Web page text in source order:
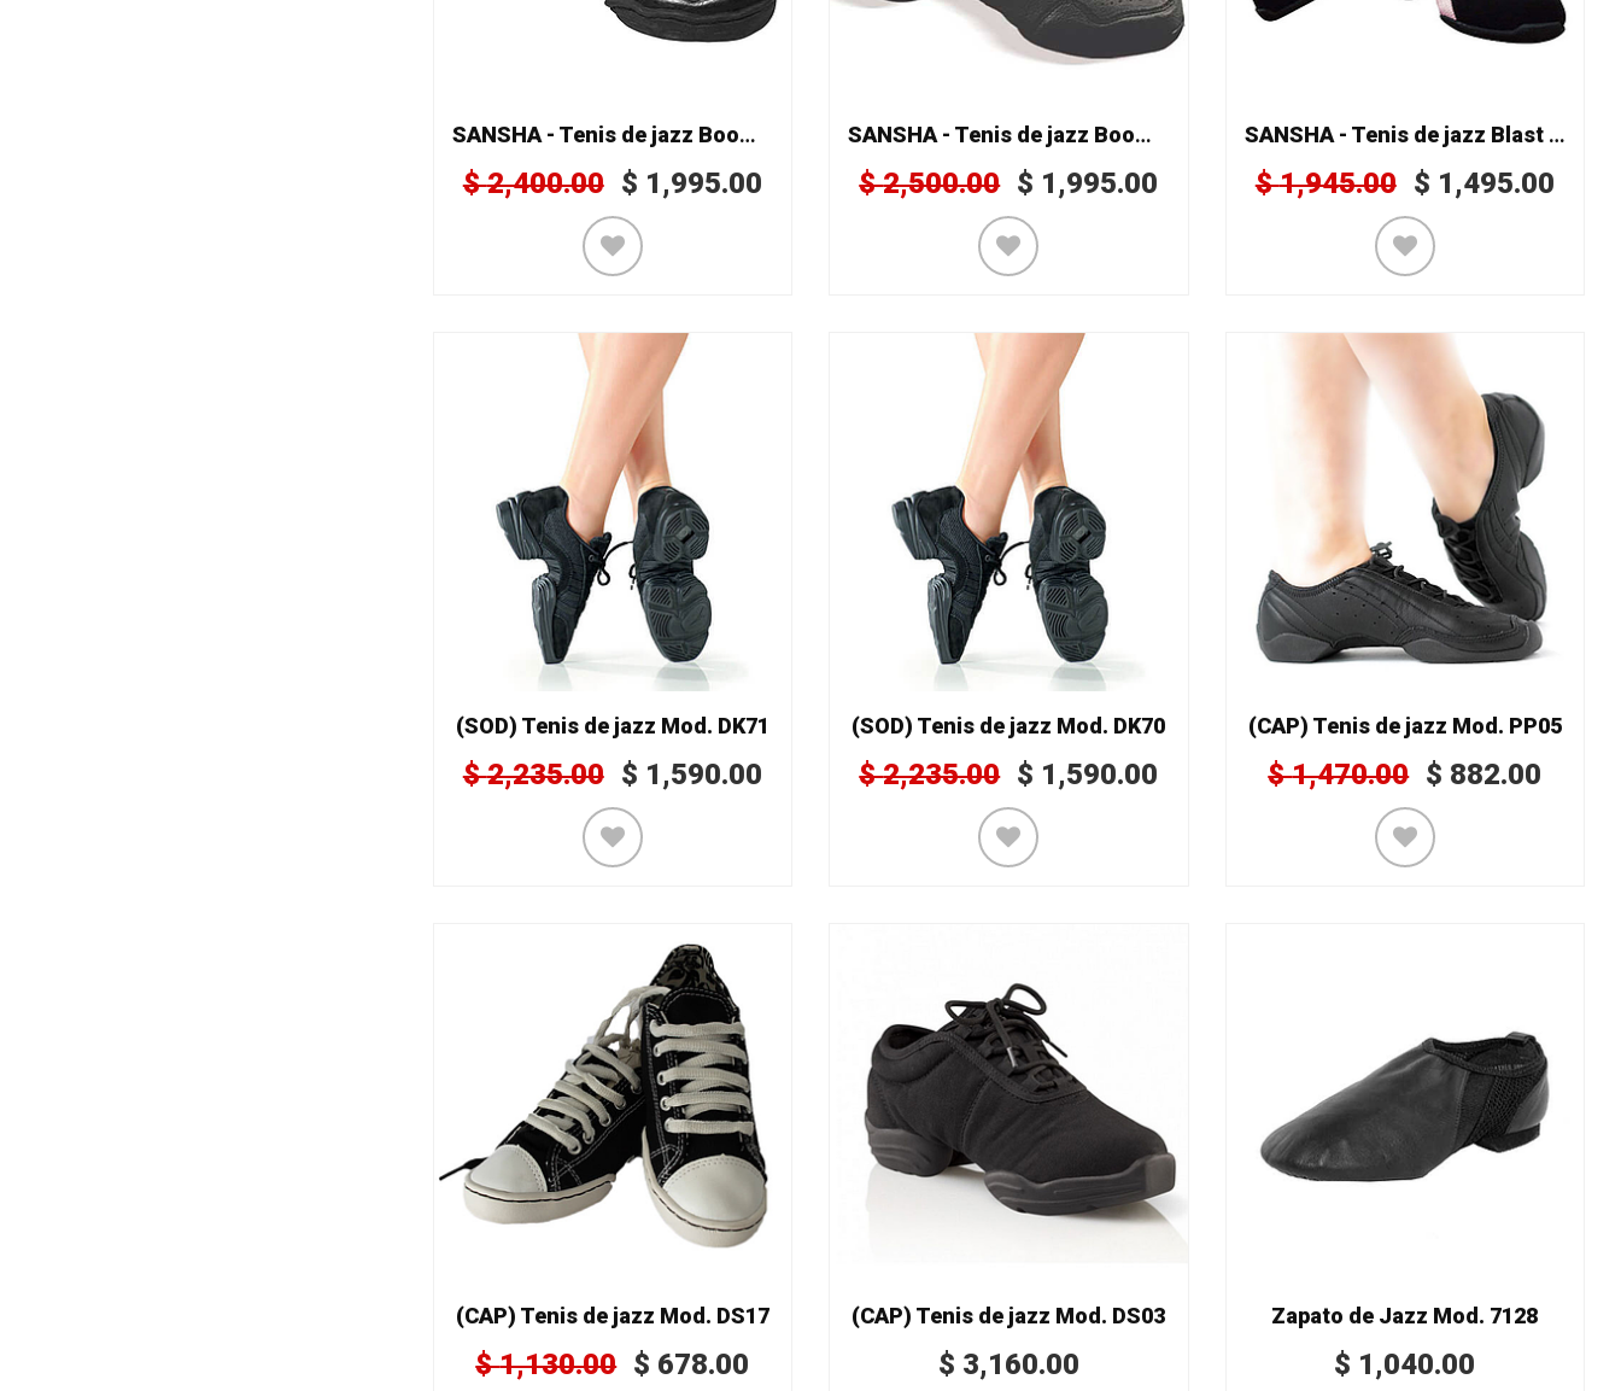
SANSHA - Tenis de jazz Boomerang B52L
$2,400.00 $ 1,995.00
SANSHA - Tenis de jazz Boomelight B962L
$2,500.00 $ 1,995.00
SANSHA - Tenis de jazz Blast SB931M
$1,945.00 $ 1,495.00
(SOD) Tenis de jazz Mod. DK71
$2,235.00 $ 1,590.00
(SOD) Tenis de jazz Mod. DK70
$2,235.00 $ 1,590.00
(CAP) Tenis de jazz Mod. PP05
$1,470.00 $ 882.00
(CAP) Tenis de jazz Mod. DS17
$1,130.00 $ 678.00
(CAP) Tenis de jazz Mod. DS03
$ 3,160.00
Zapato de Jazz Mod. 7128
$ 1,040.00